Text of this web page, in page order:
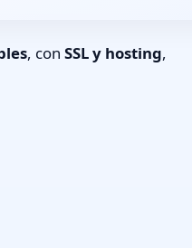
, con SSL y hosting,